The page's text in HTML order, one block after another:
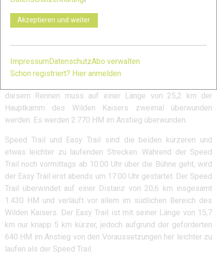
bewältigt werden. Der Marathon ist Bestandteil des
Österreichischen Trailrunning Cups 2022 und fließt in die
Gesamtwertung ein. Um bei diesem Lauf starten zu dürfen,
Um 08:30 Uhr geht es weiter mit dem Kaiserkrone Skyrace
diesem Rennen muss auf einer Länge von 25,2 km der
Hauptkamm des Wilden Kaisers zweimal überwunden
werden. Es werden 2.770 HM im Anstieg überwunden.
Speed Trail und Easy Trail sind die beiden kürzeren und
etwas leichter zu laufenden Strecken. Während der Speed
Trail noch vormittags ab 10:00 Uhr über die Bühne geht, wird
der Easy Trail erst abends um 17:00 Uhr gestartet. Der Speed
Trail überwindet auf einer Distanz von 20,6 km insgesamt
1.430 HM und verläuft vor allem im südlichen Bereich des
Wilden Kaisers. Der Easy Trail ist mit seiner Länge von 15,7
km nur knapp 5 km kürzer, jedoch aufgrund der geforderten
640 HM im Anstieg von den Voraussetzungen her leichter zu
laufen als der Speed Trail.
Akzeptieren und weiter
Impressum DatenschutzAbo verwalten
Schon registriert? Hier anmelden